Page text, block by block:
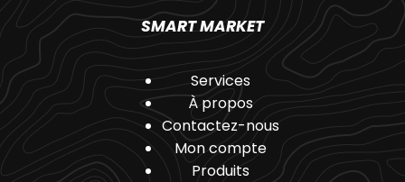
SMART MARKET
Services
À propos
Contactez-nous
Mon compte
Produits